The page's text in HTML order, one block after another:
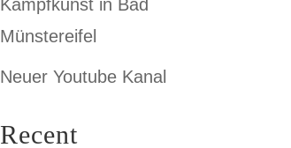
Kampfkunst in Bad
Münstereifel
Neuer Youtube Kanal
Recent